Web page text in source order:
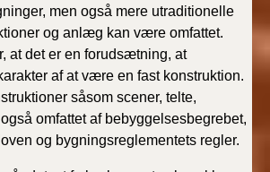
men også mere utraditionelle
og anlæg kan være omfattet.
at det er en forudsætning, at
af at være en fast konstruktion.
såsom scener, telte,
omfattet af bebyggelsesbegrebet,
og bygningsreglementets regler.